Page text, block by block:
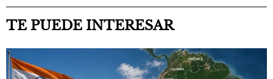
TE PUEDE INTERESAR